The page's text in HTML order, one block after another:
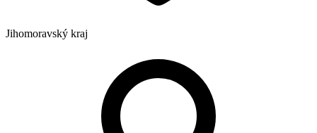
Jihomoravský kraj